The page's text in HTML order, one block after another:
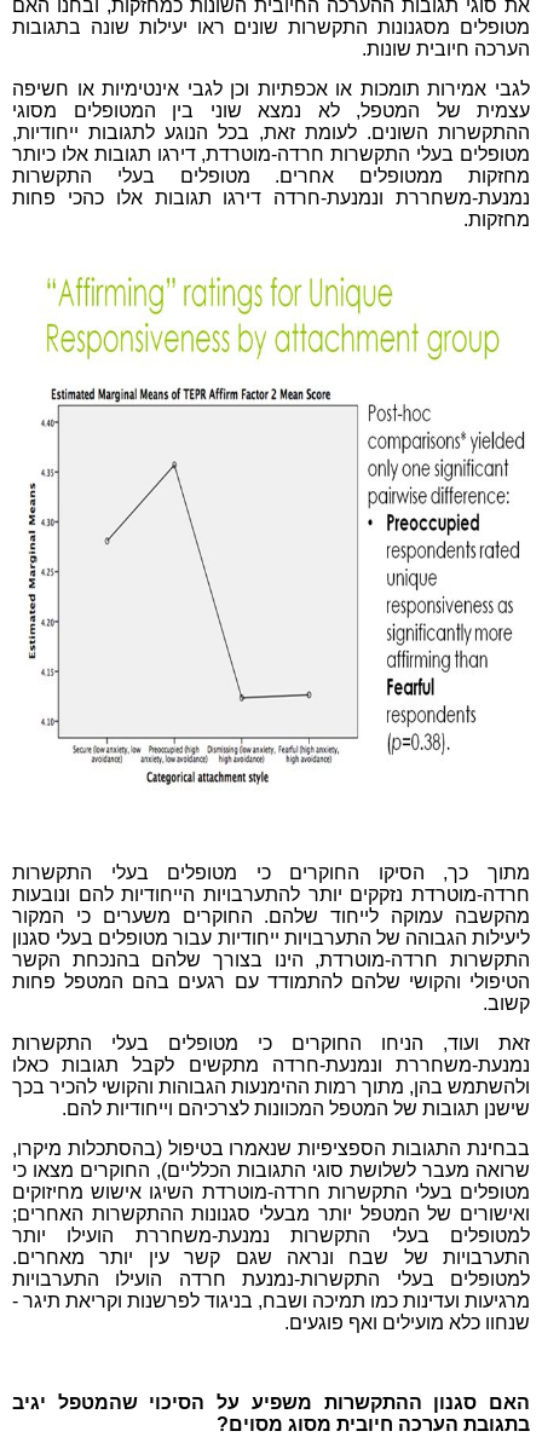
את סוגי תגובות ההערכה החיובית השונות כמחזקות, ובחנו האם
מטופלים מסגנונות התקשרות שונים ראו יעילות שונה בתגובות
הערכה חיובית שונות.
לגבי אמירות תומכות או אכפתיות וכן לגבי אינטימיות או חשיפה
עצמית של המטפל, לא נמצא שוני בין המטופלים מסוגי
ההתקשרות השונים. לעומת זאת, בכל הנוגע לתגובות ייחודיות,
מטופלים בעלי התקשרות חרדה-מוטרדת, דירגו תגובות אלו כיותר
מחזקות ממטופלים אחרים. מטופלים בעלי התקשרות
נמנעת-משחררת ונמנעת-חרדה דירגו תגובות אלו כהכי פחות
מחזקות.
מתוך כך, הסיקו החוקרים כי מטופלים בעלי התקשרות
חרדה-מוטרדת נזקקים יותר להתערבויות הייחודיות להם ונובעות
מהקשבה עמוקה לייחוד שלהם. החוקרים משערים כי המקור
ליעילות הגבוהה של התערבויות ייחודיות עבור מטופלים בעלי סגנון
התקשרות חרדה-מוטרדת, הינו בצורך שלהם בהנכחת הקשר
הטיפולי והקושי שלהם להתמודד עם רגעים בהם המטפל פחות
קשוב.
זאת ועוד, הניחו החוקרים כי מטופלים בעלי התקשרות
נמנעת-משחררת ונמנעת-חרדה מתקשים לקבל תגובות כאלו
ולהשתמש בהן, מתוך רמות ההימנעות הגבוהות והקושי להכיר בכך
שישנן תגובות של המטפל המכוונות לצרכיהם וייחודיות להם.
בבחינת התגובות הספציפיות שנאמרו בטיפול (בהסתכלות מיקרו,
שרואה מעבר לשלושת סוגי התגובות הכלליים), החוקרים מצאו כי
מטופלים בעלי התקשרות חרדה-מוטרדת השיגו אישוש מחיזוקים
ואישורים של המטפל יותר מבעלי סגנונות ההתקשרות האחרים;
למטופלים בעלי התקשרות נמנעת-משחררת הועילו יותר
התערבויות של שבח ונראה שגם קשר עין יותר מאחרים.
למטופלים בעלי התקשרות-נמנעת חרדה הועילו התערבויות
מרגיעות ועדינות כמו תמיכה ושבח, בניגוד לפרשנות וקריאת תיגר -
שנחוו כלא מועילים ואף פוגעים.
האם סגנון ההתקשרות משפיע על הסיכוי שהמטפל יגיב
בתגובת הערכה חיובית מסוג מסוים?